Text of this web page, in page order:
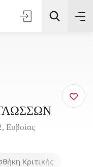
Ευβοίας
Κριτικής